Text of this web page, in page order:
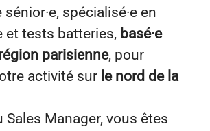
spécialisé·e en
et tests batteries, basé·e
parisienne, pour
activité sur le nord de la
Sales Manager, vous êtes